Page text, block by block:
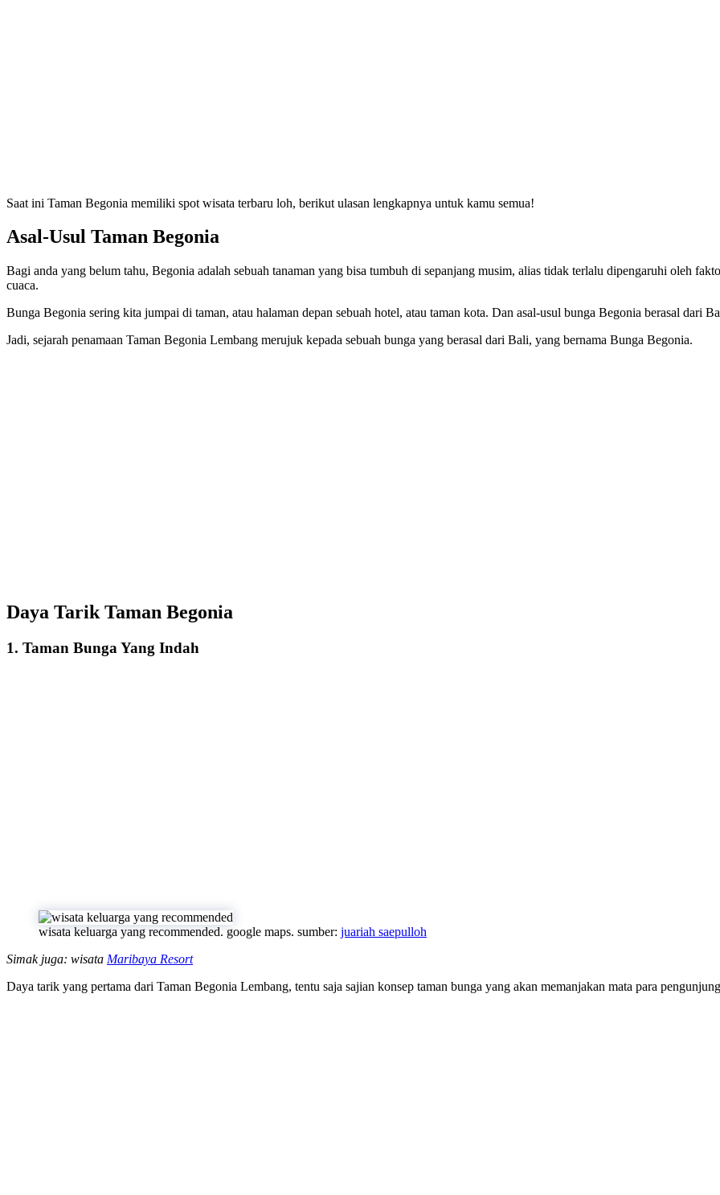
Saat ini Taman Begonia memiliki spot wisata terbaru loh, berikut ulasan lengkapnya untuk kamu semua!
Asal-Usul Taman Begonia
Bagi anda yang belum tahu, Begonia adalah sebuah tanaman yang bisa tumbuh di sepanjang musim, alias tidak terlalu dipengaruhi oleh
cuaca.
Bunga Begonia sering kita jumpai di taman, atau halaman depan sebuah hotel, atau taman kota. Dan asal-usul bunga Begonia berasal dari
Jadi, sejarah penamaan Taman Begonia Lembang merujuk kepada sebuah bunga yang berasal dari Bali, yang bernama Bunga Begonia.
Daya Tarik Taman Begonia
1. Taman Bunga Yang Indah
wisata keluarga yang recommended. google maps. sumber: juariah saepulloh
Simak juga: wisata Maribaya Resort
Daya tarik yang pertama dari Taman Begonia Lembang, tentu saja sajian konsep taman bunga yang akan memanjakan mata para